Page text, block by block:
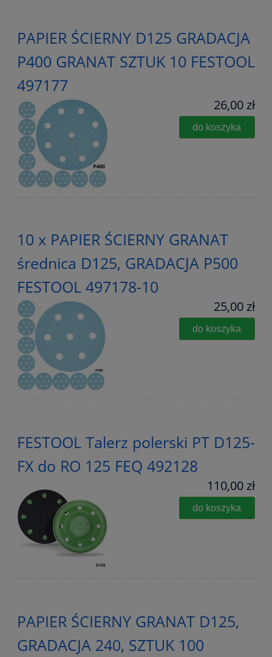
PAPIER ŚCIERNY D125 GRADACJA
P400 GRANAT SZTUK 10 FESTOOL
497177
26,00 zł
do koszyka
10 x PAPIER ŚCIERNY GRANAT
średnica D125, GRADACJA P500
FESTOOL 497178-10
25,00 zł
do koszyka
FESTOOL Talerz polerski PT D125-
FX do RO 125 FEQ 492128
110,00 zł
do koszyka
PAPIER ŚCIERNY GRANAT D125,
GRADACJA 240, SZTUK 100